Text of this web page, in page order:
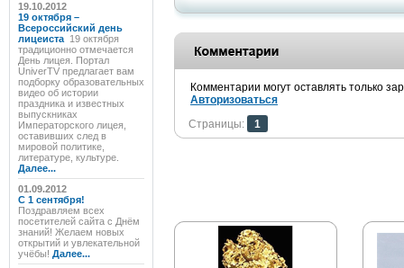
19.10.2012
19 октября –
Всероссийский день
лицеиста 19 октября
традиционно отмечается
День лицея. Портал
UniverTV предлагает вам
подборку образовательных
видео об истории
праздника и известных
выпускниках
Императорского лицея,
оставивших след в
мировой политике,
литературе, культуре.
Далее...
01.09.2012
C 1 сентября!
Поздравляем всех
посетителей сайта с Днём
знаний! Желаем новых
открытий и увлекательной
учёбы! Далее...
Комментарии могут оставлять только
Авторизоваться
Страницы:
1